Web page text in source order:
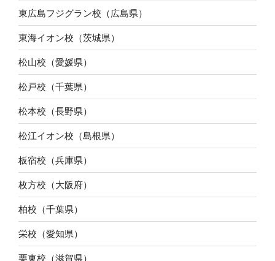
東広島フジグラン校（広島県）
東海イオン校（茨城県）
松山校（愛媛県）
松戸校（千葉県）
松本校（長野県）
松江イオン校（島根県）
板宿校（兵庫県）
枚方校（大阪府）
柏校（千葉県）
栄校（愛知県）
栗東校（滋賀県）